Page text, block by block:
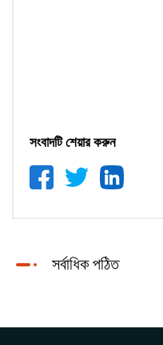
সংবাদটি শেয়ার করুন
সর্বাধিক পঠিত